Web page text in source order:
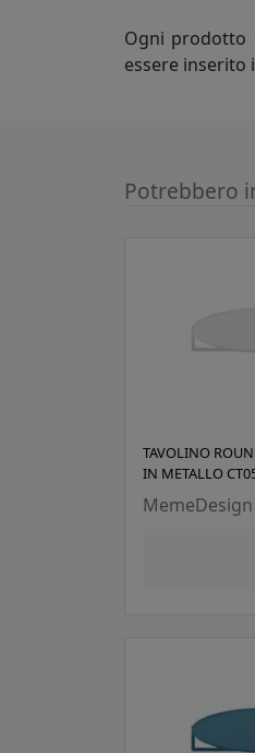
Ogni prodotto
essere inserito
Potrebbero
TAVOLINO
IN METALLO
MemeDesign